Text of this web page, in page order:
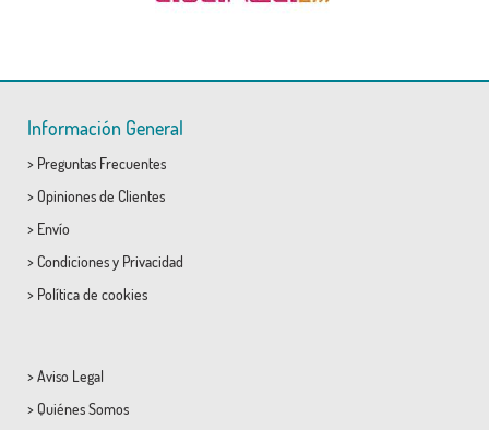
Información General
> Preguntas Frecuentes
> Opiniones de Clientes
> Envío
> Condicionesy Privacidad
> Política de cookies
> Aviso Legal
> Quiénes Somos